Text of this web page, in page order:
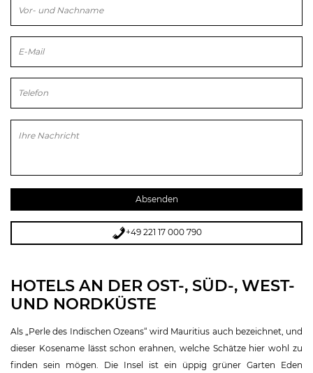
Bitte lasse dieses Feld leer.
+49 221 17 000 790
HOTELS AN DER OST-, SÜD-, WEST-
UND NORDKÜSTE
Als „Perle des Indischen Ozeans“ wird Mauritius auch bezeichnet, und
dieser Kosename lässt schon erahnen, welche Schätze hier wohl zu
finden sein mögen. Die Insel ist ein üppig grüner Garten Eden